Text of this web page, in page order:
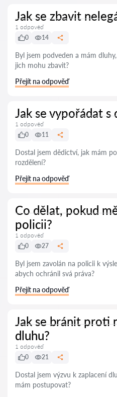
Jak se zbavit
1 odpověď
0
14
Byl jsem podveden a mám
jich mohu zbavit?
Přejít na odpověď
Jak se vypořádat s
1 odpověď
0
11
Dostal jsem dědictví, jak mám
rozdělení?
Přejít na odpověď
Co dělat, pokud
policii?
1 odpověď
0
27
Byl jsem zavolán na policii k
abych ochránil svá práva?
Přejít na odpověď
Jak se bránit proti
dluhu?
1 odpověď
0
21
Dostal jsem výzvu k zaplacení
mám postupovat?